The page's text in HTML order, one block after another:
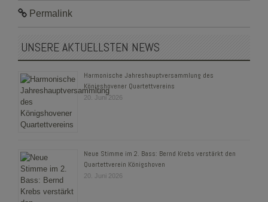
Permalink
UNSERE AKTUELLSTEN NEWS
Harmonische Jahreshauptversammlung des
Königshovener Quartettvereins
20. Juni 2026
Neue Stimme im 2. Bass: Bernd Krebs verstärkt den
Quartettverein Königshoven
20. Juni 2026